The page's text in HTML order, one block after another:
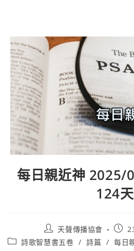
每日親近神 2025/
124天
天聲傳播協會
詩歌智慧書五卷 / 詩篇 / 每日